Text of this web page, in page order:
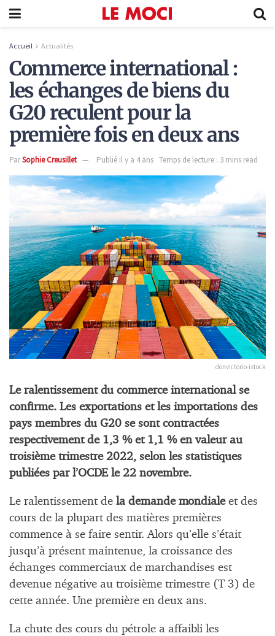
Accueil Actualités
Commerce international :
les échanges de biens du
G20 reculent pour la
première fois en deux ans
ParSophie Creusillet Publié il y a 4 ans Temps de lecture : 3 mins read
donvictorio-istock
Le ralentissement du commerce international se
confirme. Les exportations et les importations des
pays membres du G20 se sont contractées
respectivement de 1,3 % et 1,1 % en valeur au
troisième trimestre 2022, selon les statistiques
publiées par l’OCDE le 22 novembre.
Le ralentissement de la demande mondialeet des
cours de la plupart des matières premières
commence à se faire sentir. Alors qu’elle s’était
jusqu’à présent maintenue, la croissance des
échanges commerciaux de marchandises est
devenue négative au troisième trimestre (T 3) de
cette année. Une première en deux ans.
La chute des cours du pétrole a affaibli les